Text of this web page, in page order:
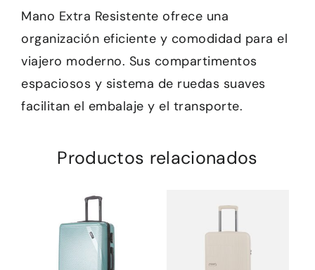
Mano Extra Resistente ofrece una
organización eficiente y comodidad para el
viajero moderno. Sus compartimentos
espaciosos y sistema de ruedas suaves
facilitan el embalaje y el transporte.
Productos relacionados